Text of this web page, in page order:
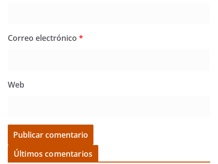
Correo electrónico *
Web
Últimos comentarios